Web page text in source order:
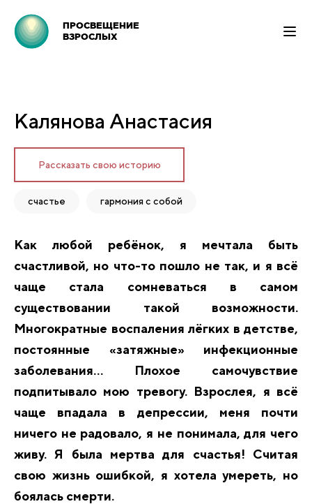
ПРОСВЕЩЕНИЕ
ВЗРОСЛЫХ
Калянова Анастасия
Рассказать свою историю
счастье гармония с собой
Как любой ребёнок, я мечтала быть
счастливой, но что-то пошло не так, и я всё
чаще стала сомневаться в самом
существовании такой возможности.
Многократные воспаления лёгких в детстве,
постоянные «затяжные» инфекционные
заболевания… Плохое самочувствие
подпитывало мою тревогу. Взрослея, я всё
чаще впадала в депрессии, меня почти
ничего не радовало, я не понимала, для чего
живу. Я была мертва для счастья! Считая
свою жизнь ошибкой, я хотела умереть, но
боялась смерти.